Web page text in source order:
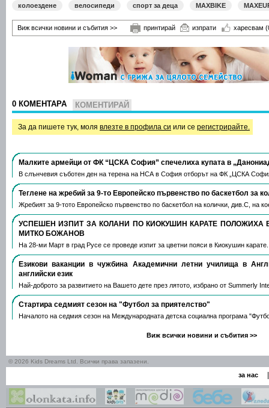
колоездене велосипеди спорт за деца MAXBIKE
Виж всички новини и събития >> принтирай изпрати харесвам
0 КОМЕНТАРА КОМЕНТИРАЙ
За да пишете тук, моля влезте в профила си или се регистрирайте.
Малките армейци от ФК “ЦСКА София” спечелиха купата в
В слънчевия съботен ден на терена на НСА в София отборът на ФК „ЦСКА
Теглене на жребий за 9-то Европейско първенство по баскетбол за
Жребият за 9-тото Европейско първенство по баскетбол на колички, див.С, на
УСПЕШЕН ИЗПИТ ЗА КОЛАНИ ПО КИОКУШИН КАРАТЕ ПОЛОЖИХА
МИТКО БОЖАНОВ
На 28-ми Март в град Русе се проведе изпит за цветни пояси в Киокушин
Езикови ваканции​ в чужбина Академични летни училища в
английски език
Най-доброто за развитието на Вашето дете през лятото, избрано от Summerly
Стартира седмият сезон на "Футбол за приятелство"
Началото на седмия сезон на Международната детска социална програма
Виж всички новини и събития >>
© 2026 Kids Dreams Ltd. Всички права запазени.
за нас